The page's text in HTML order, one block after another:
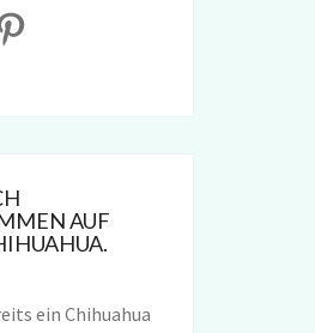
AUF
ein Chihuahua